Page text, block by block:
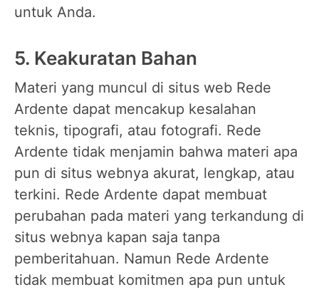
untuk Anda.
5. Keakuratan Bahan
Materi yang muncul di situs web Rede
Ardente dapat mencakup kesalahan
teknis, tipografi, atau fotografi. Rede
Ardente tidak menjamin bahwa materi apa
pun di situs webnya akurat, lengkap, atau
terkini. Rede Ardente dapat membuat
perubahan pada materi yang terkandung di
situs webnya kapan saja tanpa
pemberitahuan. Namun Rede Ardente
tidak membuat komitmen apa pun untuk